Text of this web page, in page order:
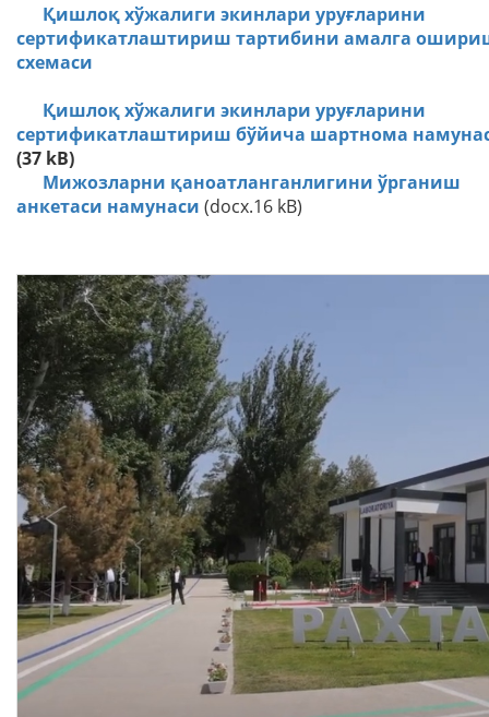
Қишлоқ хўжалиги экинлари уруғларини
сертификатлаштириш тартибини амалга
схемаси
Қишлоқ хўжалиги экинлари уруғларини
сертификатлаштириш бўйича шартнома
(37 kB)
Мижозларни қаноатланганлигини ўрганиш
анкетаси намунаси (docx.16 kB)